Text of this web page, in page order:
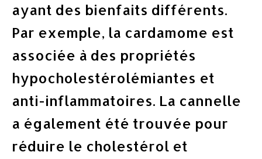
ayant des bienfaits différents.
Par exemple, la cardamome est
associée à des propriétés
hypocholestérolémiantes et
anti-inflammatoires. La cannelle
a également été trouvée pour
réduire le cholestérol et